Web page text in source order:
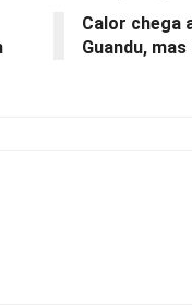
Calor chega
Guandu,